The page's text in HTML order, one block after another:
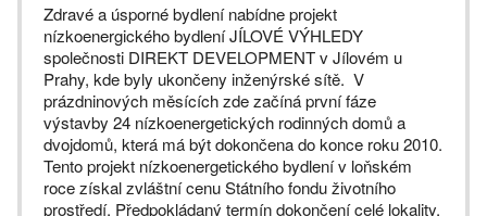
Zdravé a úsporné bydlení nabídne projekt
nízkoenergického bydlení JÍLOVÉ VÝHLEDY
společnosti DIREKT DEVELOPMENT v Jílovém u
Prahy, kde byly ukončeny inženýrské sítě. V
prázdninových měsících zde začíná první fáze
výstavby 24 nízkoenergetických rodinných domů a
dvojdomů, která má být dokončena do konce roku 2010.
Tento projekt nízkoenergetického bydlení v loňském
roce získal zvláštní cenu Státního fondu životního
prostředí. Předpokládaný termín dokončení celé lokality,